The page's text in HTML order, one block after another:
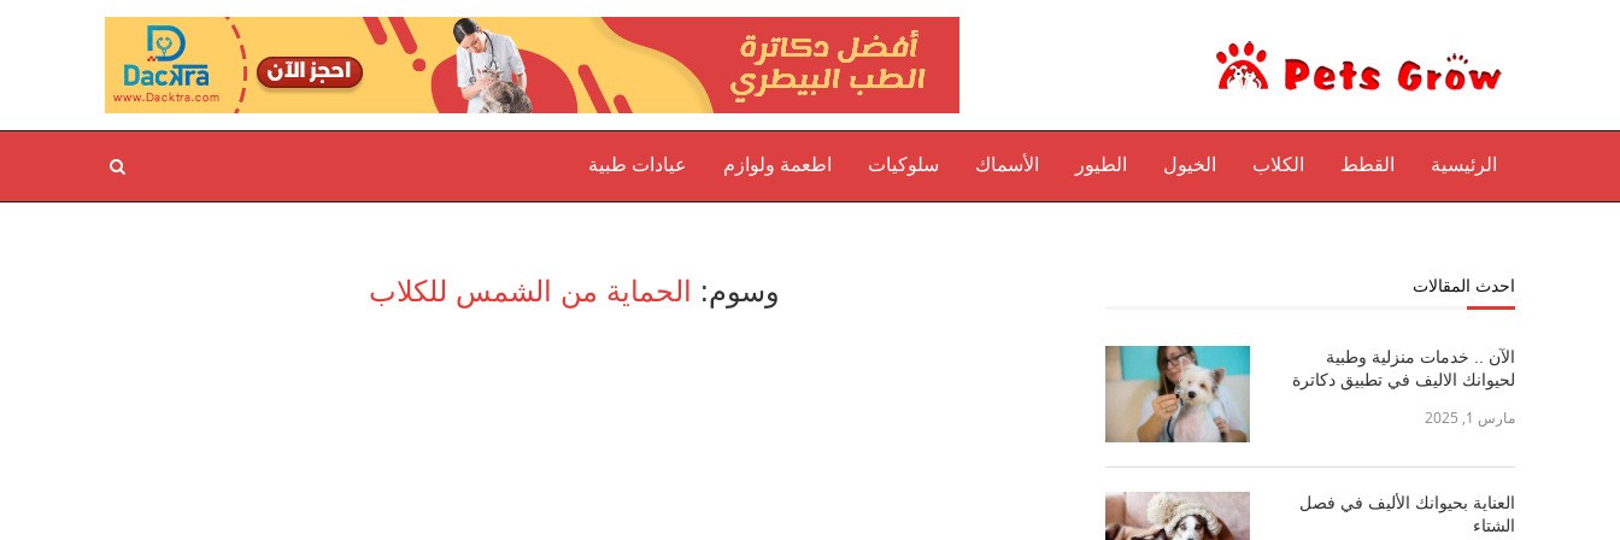
الرئيسية القطط الكلاب الخيول الطيور الأسماك سلوكيات اطعمة ولوازم عيادات طبية
وسوم: الحماية من الشمس للكلاب احدث المقالات
الآن .. خدمات منزلية وطبية
لحيوانك الاليف في تطبيق دكاترة
مارس 1, 2025
العناية بحيوانك الأليف في فصل
الشتاء